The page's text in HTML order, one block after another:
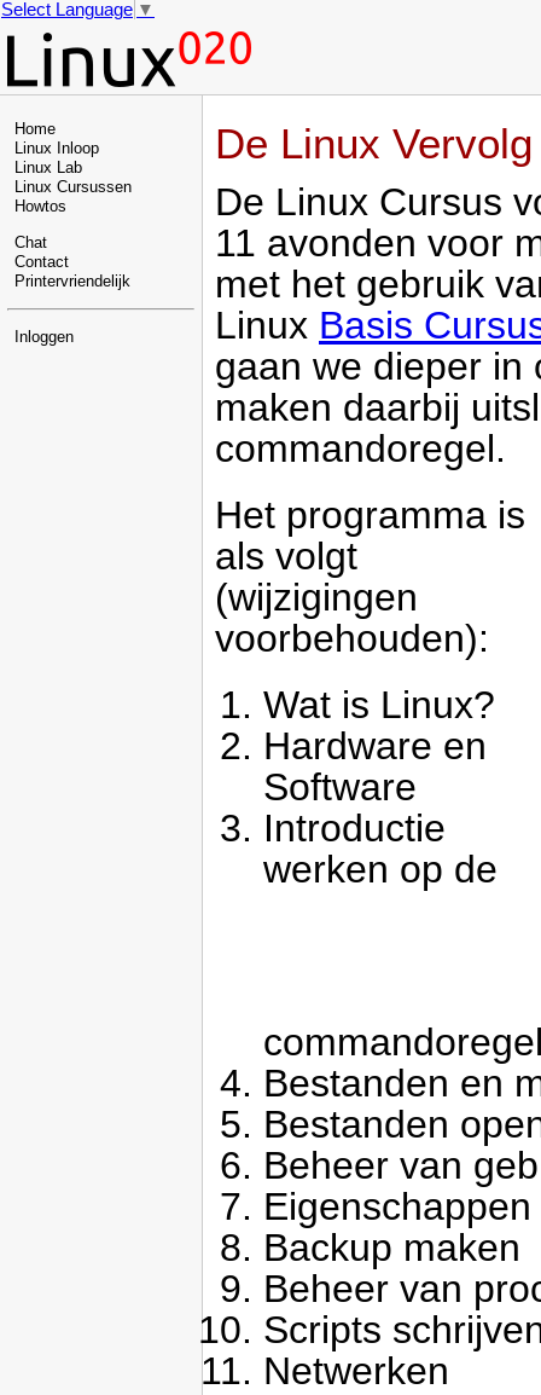
Select Language ▼
Home
Linux Inloop
Linux Lab
Linux Cursussen
Howtos
Chat
Contact
Printervriendelijk
Inloggen
De Linux
De Linux Cursus
11 avonden voor
met het gebruik
Linux Basis
gaan we dieper in
maken daarbij
commandoregel.
Het programma is
als volgt
(wijzigingen
voorbehouden):
Wat is Linux?
Hardware en
Software
Introductie
werken op de
Bestanden en
Bestanden
Beheer van
Backup maken
Beheer van
Scripts
Netwerken